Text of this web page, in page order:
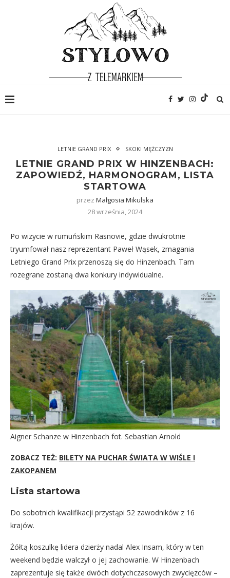
LETNIE GRAND PRIX SKOKI MĘŻCZYZN
LETNIE GRAND PRIX W HINZENBACH:
ZAPOWIEDŹ, HARMONOGRAM, LISTA
STARTOWA
przez Małgosia Mikulska
28 września, 2024
Po wizycie w rumuńskim Rasnovie, gdzie dwukrotnie
tryumfował nasz reprezentant Paweł Wąsek, zmagania
Letniego Grand Prix przenoszą się do Hinzenbach. Tam
rozegrane zostaną dwa konkury indywidualne.
Aigner Schanze w Hinzenbach fot. Sebastian Arnold
ZOBACZ TEŻ: BILETY NA PUCHAR ŚWIATA W WIŚLE I
ZAKOPANEM
Lista startowa
Do sobotnich kwalifikacji przystąpi 52 zawodników z 16
krajów.
Żółtą koszulkę lidera dzierży nadal Alex Insam, który w ten
weekend będzie walczył o jej zachowanie. W Hinzenbach
zaprezentuje się także dwóch dotychczasowych zwycięzców –